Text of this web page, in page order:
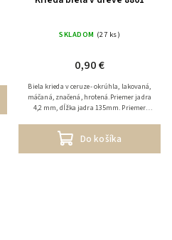
SKLADOM (27 ks)
0,90 €
Do košíka
Biela krieda v ceruze- okrúhla, lakovaná,
máčaná, značená, hrotená.Priemer jadra
4,2 mm, dĺžka jadra 135mm. Priemer